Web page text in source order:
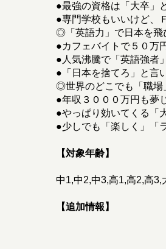
●最強の資格は「大卒」
●専門学校もいいけど、
◎「英語力」で日本を飛
●カフェバイトで５０万
●人気沸騰で「英語強者
●「日本を捨てろ」と言
◎世界のどこでも「職場
●年収３０００万円も夢
●やっぱり効いてくる「
●少しでも「楽しく」「
【対象年齢】
中1,中2,中3,高1,高2,高
【追加情報】